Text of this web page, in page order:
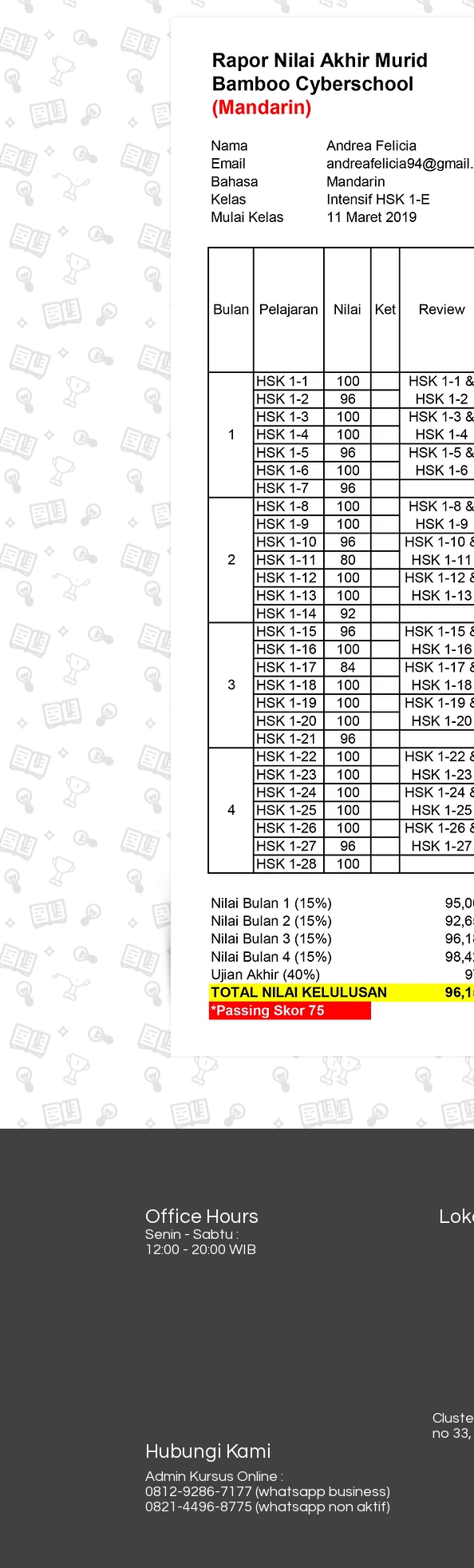
Office Hours
Senin - Sabtu :
12:00 - 20:00 WIB
no
Hubungi Kami
Admin Kursus Online :
0812-9286-7177 (whatsapp business)
0821-4496-8775 (whatsapp non aktif)